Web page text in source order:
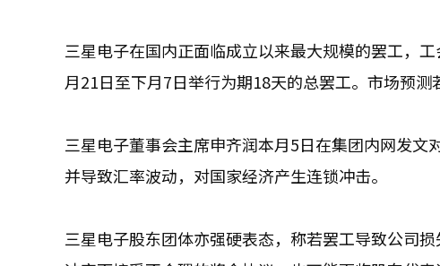
三星电子在国内正面临成立以来最大规模的罢工，
月21日至下月7日举行为期18天的总罢工。市场预
三星电子董事会主席申齐润本月5日在集团内网发文
并导致汇率波动，对国家经济产生连锁冲击。
三星电子股东团体亦强硬表态，称若罢工导致公司